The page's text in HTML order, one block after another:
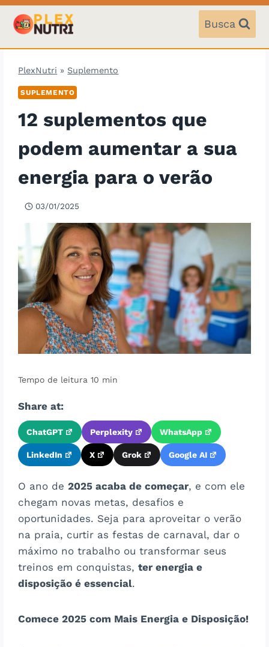
Pular
para
Busca
PlexNutri » Suplemento
SUPLEMENTO
12 suplementos que
podem aumentar a sua
energia para o verão
03/01/2025
Share at:
ChatGPT Perplexity WhatsApp
LinkedIn X Grok Google AI
O ano de2025 acaba de começar, e com ele
chegam novas metas, desafios e
oportunidades. Seja para aproveitar o verão
na praia, curtir as festas de carnaval, dar o
máximo no trabalho ou transformar seus
treinos em conquistas,ter energia e
disposição é essencial.
Comece 2025 com Mais Energia e Disposição!